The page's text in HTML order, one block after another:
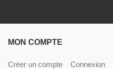
MON COMPTE
Créer un compte Connexion